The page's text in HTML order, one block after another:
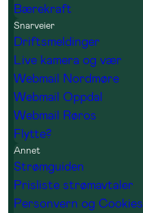
Bærekraft
Snarveier
Driftsmeldinger
Live kamera og vær
Webmail Nordmøre
Webmail Oppdal
Webmail Røros
Flytte?
Annet
Strømguiden
Prisliste strømavtaler
Personvern og Cookies